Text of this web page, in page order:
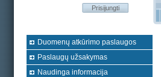
Prisijungti
Duomenų atkūrimo paslaugos
Paslaugų užsakymas
Naudinga informacija